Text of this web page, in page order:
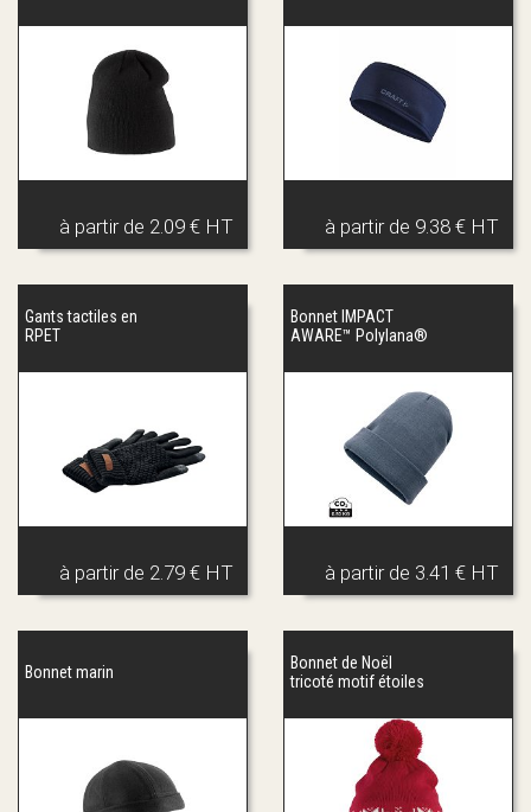
à partir de 2.09 € HT à partir de 9.38 € HT
Gants tactiles en
RPET
à partir de 2.79 € HT
Bonnet IMPACT
AWARE™ Polylana®
à partir de 3.41 € HT
Bonnet marin
Bonnet de Noël
tricoté motif étoiles